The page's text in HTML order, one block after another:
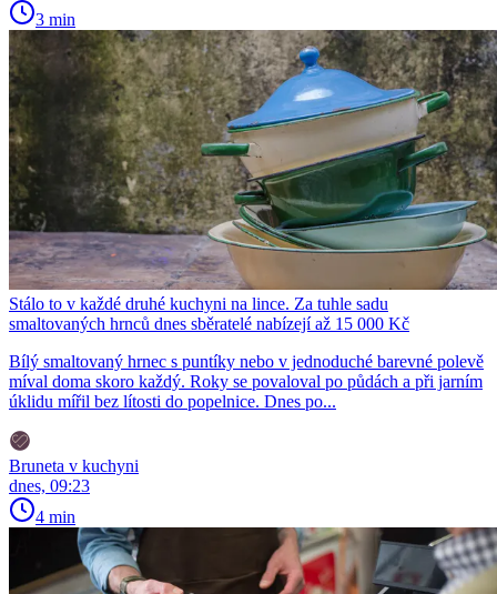
3 min
Stálo to v každé druhé kuchyni na lince. Za tuhle sadu
smaltovaných hrnců dnes sběratelé nabízejí až 15 000 Kč
Bílý smaltovaný hrnec s puntíky nebo v jednoduché barevné polevě
míval doma skoro každý. Roky se povaloval po půdách a při jarním
úklidu mířil bez lítosti do popelnice. Dnes po...
Bruneta v kuchyni
dnes, 09:23
4 min